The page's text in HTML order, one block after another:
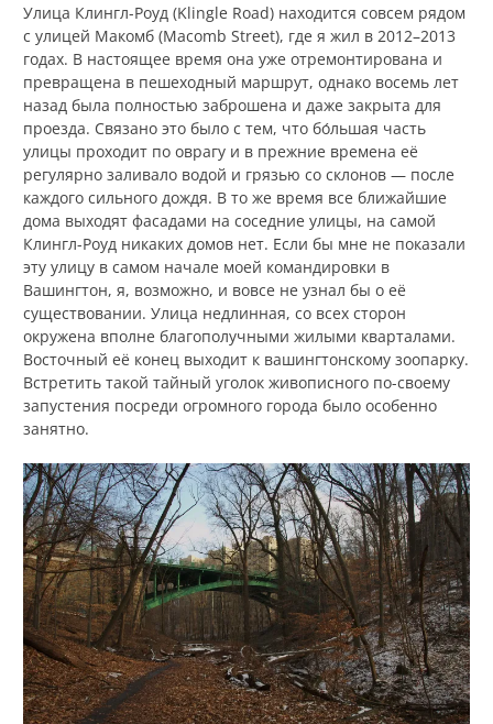
Улица Клингл-Роуд (Klingle Road) находится совсем рядом
с улицей Макомб (Macomb Street), где я жил в 2012–2013
годах. В настоящее время она уже отремонтирована и
превращена в пешеходный маршрут, однако восемь лет
назад была полностью заброшена и даже закрыта для
проезда. Связано это было с тем, что бо́льшая часть
улицы проходит по оврагу и в прежние времена её
регулярно заливало водой и грязью со склонов — после
каждого сильного дождя. В то же время все ближайшие
дома выходят фасадами на соседние улицы, на самой
Клингл-Роуд никаких домов нет. Если бы мне не показали
эту улицу в самом начале моей командировки в
Вашингтон, я, возможно, и вовсе не узнал бы о её
существовании. Улица недлинная, со всех сторон
окружена вполне благополучными жилыми кварталами.
Восточный её конец выходит к вашингтонскому зоопарку.
Встретить такой тайный уголок живописного по-своему
запустения посреди огромного города было особенно
занятно.